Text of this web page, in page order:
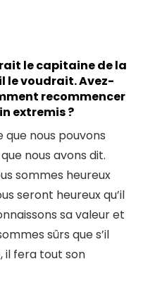
le capitaine de la
le voudrait. Avez-
recommencer
extremis ?
que nous pouvons
nous avons dit.
sommes heureux
seront heureux qu’il
sa valeur et
sûrs que s’il
il fera tout son